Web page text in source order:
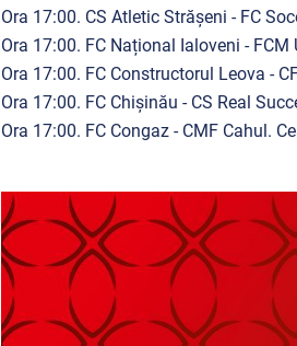
Ora 17:00. CS Atletic Strășeni - FC
Ora 17:00. FC Național Ialoveni -
Ora 17:00. FC Constructorul Leova -
Ora 17:00. FC Chișinău - CS Real
Ora 17:00. FC Congaz - CMF Cahul.